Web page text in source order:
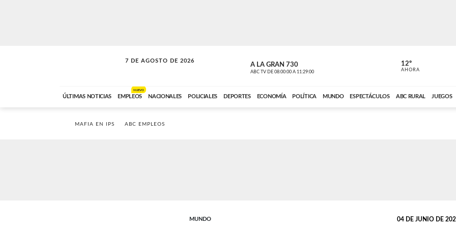
7 DE AGOSTO DE 2026
LA INCONDICIONAL A LA GRAN 730
ABC TV DE 08:00:00 A 11:29:00 ABC CARDINAL
12º
AHORA
ÚLTIMAS NOTICIAS EMPLEOS
NUEVO
NACIONALES POLICIALES DEPORTES ECONOMÍA POLÍTICA MUNDO ESPECTÁCULOS ABC RURAL JUEGOS
MAFIA EN IPS ABC EMPLEOS
MUNDO 04 DE JUNIO DE